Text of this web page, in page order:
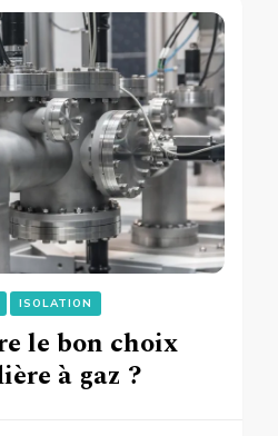
ISOLATION
le bon choix
à gaz ?